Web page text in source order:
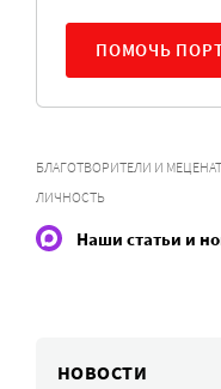
ПОМОЧЬ
БЛАГОТВОРИТЕЛИ И
ЛИЧНОСТЬ
Наши статьи и
НОВОСТИ